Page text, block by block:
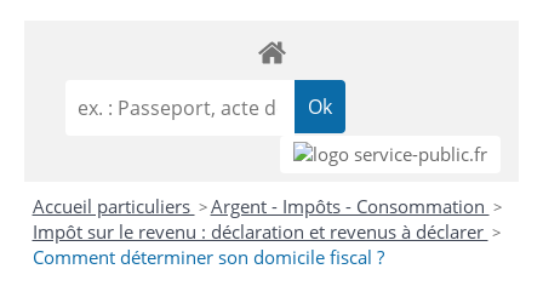
Accueil particuliers >Argent - Impôts - Consommation >
Impôt sur le revenu : déclaration et revenus à déclarer >
Comment déterminer son domicile fiscal ?